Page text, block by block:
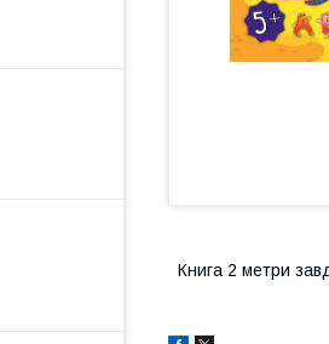
Книга 2 метри